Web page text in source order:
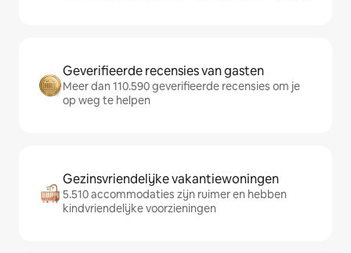
Geverifieerde recensies van gasten
Meer dan 110.590 geverifieerde recensies om je
op weg te helpen
Gezinsvriendelijke vakantiewoningen
5.510 accommodaties zijn ruimer en hebben
kindvriendelijke voorzieningen